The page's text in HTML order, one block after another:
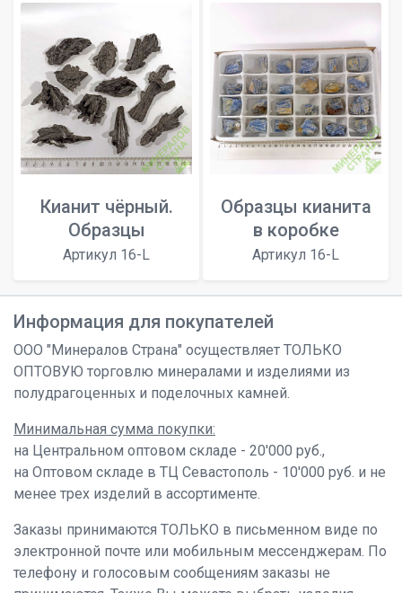
Кианит чёрный.
Образцы
Артикул 16-L
Образцы кианита
в коробке
Артикул 16-L
Информация для покупателей
ООО "Минералов Страна" осуществляет ТОЛЬКО
ОПТОВУЮ торговлю минералами и изделиями из
полудрагоценных и поделочных камней.
Минимальная сумма покупки:
на Центральном оптовом складе - 20'000 руб.,
на Оптовом складе в ТЦ Севастополь - 10'000 руб. и не
менее трех изделий в ассортименте.
Заказы принимаются ТОЛЬКО в письменном виде по
электронной почте или мобильным мессенджерам. По
телефону и голосовым сообщениям заказы не